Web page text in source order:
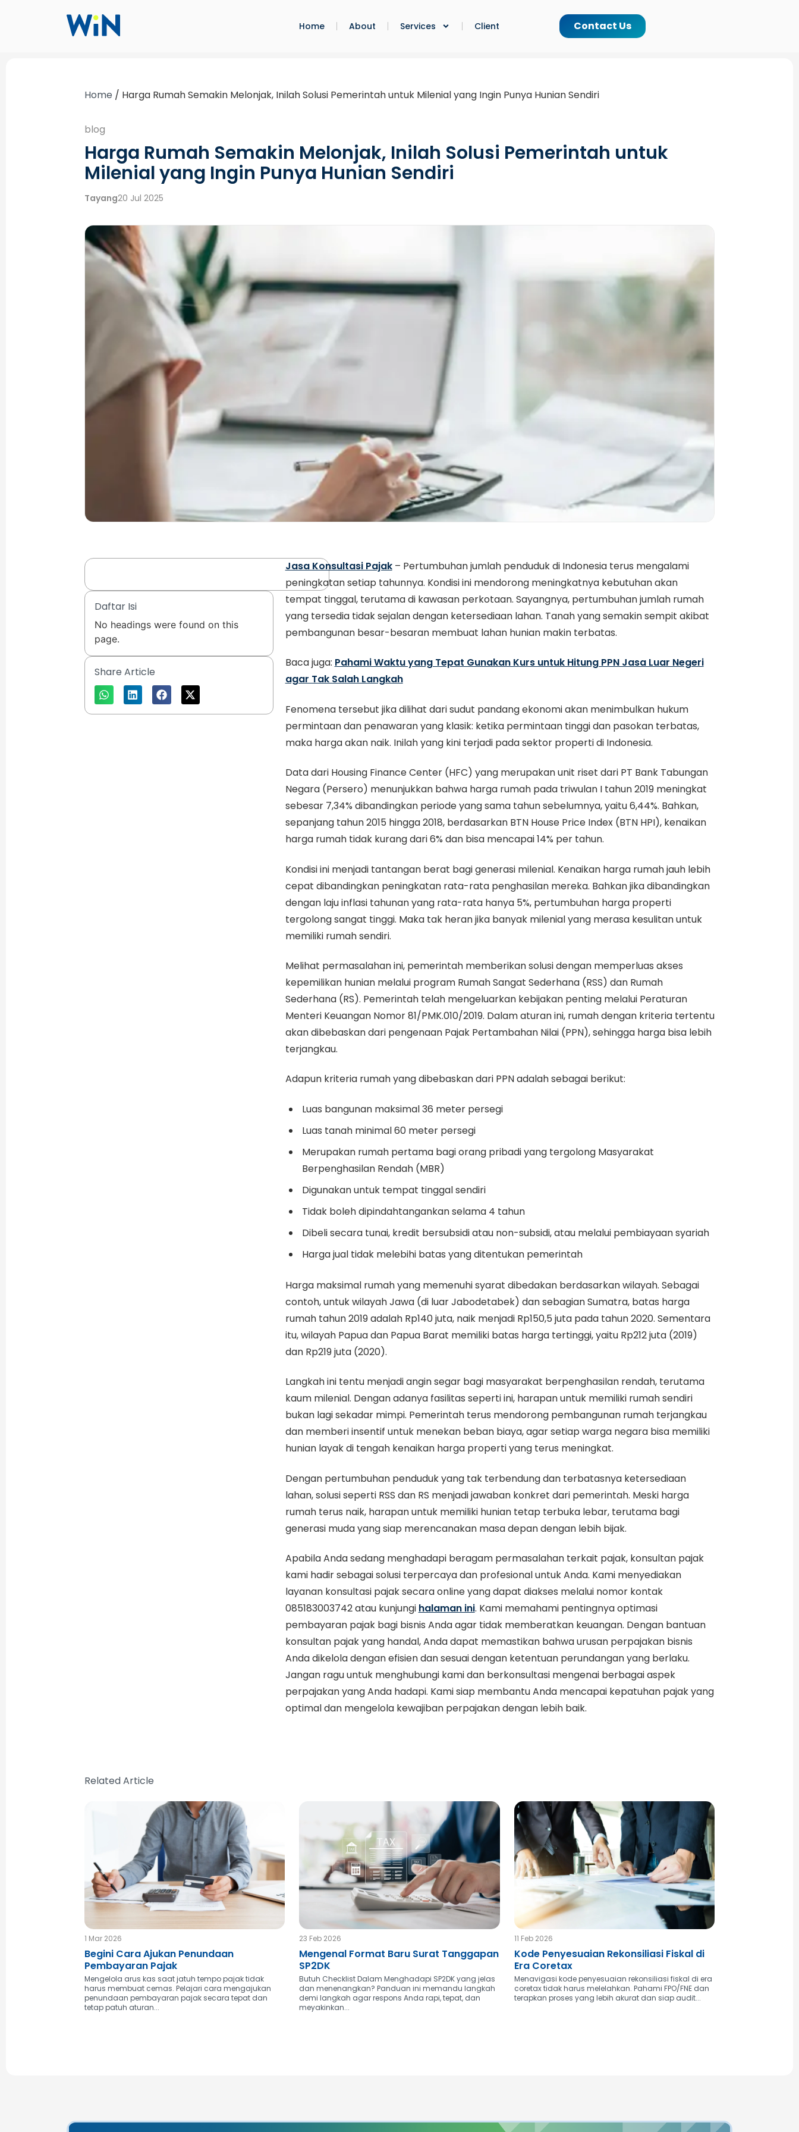
Home About Services Client Contact Us
Home / Harga Rumah Semakin Melonjak, Inilah Solusi Pemerintah untuk Milenial yang Ingin Punya Hunian Sendiri
blog
Harga Rumah Semakin Melonjak, Inilah Solusi Pemerintah untuk
Milenial yang Ingin Punya Hunian Sendiri
Tayang20 Jul 2025
Daftar Isi
No headings were found on this
page.
Share Article
Jasa Konsultasi Pajak– Pertumbuhan jumlah penduduk di Indonesia terus mengalami
peningkatan setiap tahunnya. Kondisi ini mendorong meningkatnya kebutuhan akan
tempat tinggal, terutama di kawasan perkotaan. Sayangnya, pertumbuhan jumlah rumah
yang tersedia tidak sejalan dengan ketersediaan lahan. Tanah yang semakin sempit akibat
pembangunan besar-besaran membuat lahan hunian makin terbatas.
Baca juga: Pahami Waktu yang Tepat Gunakan Kurs untuk Hitung PPN Jasa Luar Negeri
agar Tak Salah Langkah
Fenomena tersebut jika dilihat dari sudut pandang ekonomi akan menimbulkan hukum
permintaan dan penawaran yang klasik: ketika permintaan tinggi dan pasokan terbatas,
maka harga akan naik. Inilah yang kini terjadi pada sektor properti di Indonesia.
Data dari Housing Finance Center (HFC) yang merupakan unit riset dari PT Bank Tabungan
Negara (Persero) menunjukkan bahwa harga rumah pada triwulan I tahun 2019 meningkat
sebesar 7,34% dibandingkan periode yang sama tahun sebelumnya, yaitu 6,44%. Bahkan,
sepanjang tahun 2015 hingga 2018, berdasarkan BTN House Price Index (BTN HPI), kenaikan
harga rumah tidak kurang dari 6% dan bisa mencapai 14% per tahun.
Kondisi ini menjadi tantangan berat bagi generasi milenial. Kenaikan harga rumah jauh lebih
cepat dibandingkan peningkatan rata-rata penghasilan mereka. Bahkan jika dibandingkan
dengan laju inflasi tahunan yang rata-rata hanya 5%, pertumbuhan harga properti
tergolong sangat tinggi. Maka tak heran jika banyak milenial yang merasa kesulitan untuk
memiliki rumah sendiri.
Melihat permasalahan ini, pemerintah memberikan solusi dengan memperluas akses
kepemilikan hunian melalui program Rumah Sangat Sederhana (RSS) dan Rumah
Sederhana (RS). Pemerintah telah mengeluarkan kebijakan penting melalui Peraturan
Menteri Keuangan Nomor 81/PMK.010/2019. Dalam aturan ini, rumah dengan kriteria tertentu
akan dibebaskan dari pengenaan Pajak Pertambahan Nilai (PPN), sehingga harga bisa lebih
terjangkau.
Adapun kriteria rumah yang dibebaskan dari PPN adalah sebagai berikut:
Luas bangunan maksimal 36 meter persegi
Luas tanah minimal 60 meter persegi
Merupakan rumah pertama bagi orang pribadi yang tergolong Masyarakat
Berpenghasilan Rendah (MBR)
Digunakan untuk tempat tinggal sendiri
Tidak boleh dipindahtangankan selama 4 tahun
Dibeli secara tunai, kredit bersubsidi atau non-subsidi, atau melalui pembiayaan syariah
Harga jual tidak melebihi batas yang ditentukan pemerintah
Harga maksimal rumah yang memenuhi syarat dibedakan berdasarkan wilayah. Sebagai
contoh, untuk wilayah Jawa (di luar Jabodetabek) dan sebagian Sumatra, batas harga
rumah tahun 2019 adalah Rp140 juta, naik menjadi Rp150,5 juta pada tahun 2020. Sementara
itu, wilayah Papua dan Papua Barat memiliki batas harga tertinggi, yaitu Rp212 juta (2019)
dan Rp219 juta (2020).
Langkah ini tentu menjadi angin segar bagi masyarakat berpenghasilan rendah, terutama
kaum milenial. Dengan adanya fasilitas seperti ini, harapan untuk memiliki rumah sendiri
bukan lagi sekadar mimpi. Pemerintah terus mendorong pembangunan rumah terjangkau
dan memberi insentif untuk menekan beban biaya, agar setiap warga negara bisa memiliki
hunian layak di tengah kenaikan harga properti yang terus meningkat.
Dengan pertumbuhan penduduk yang tak terbendung dan terbatasnya ketersediaan
lahan, solusi seperti RSS dan RS menjadi jawaban konkret dari pemerintah. Meski harga
rumah terus naik, harapan untuk memiliki hunian tetap terbuka lebar, terutama bagi
generasi muda yang siap merencanakan masa depan dengan lebih bijak.
Apabila Anda sedang menghadapi beragam permasalahan terkait pajak, konsultan pajak
kami hadir sebagai solusi terpercaya dan profesional untuk Anda. Kami menyediakan
layanan konsultasi pajak secara online yang dapat diakses melalui nomor kontak
085183003742 atau kunjungi halaman ini. Kami memahami pentingnya optimasi
pembayaran pajak bagi bisnis Anda agar tidak memberatkan keuangan. Dengan bantuan
konsultan pajak yang handal, Anda dapat memastikan bahwa urusan perpajakan bisnis
Anda dikelola dengan efisien dan sesuai dengan ketentuan perundangan yang berlaku.
Jangan ragu untuk menghubungi kami dan berkonsultasi mengenai berbagai aspek
perpajakan yang Anda hadapi. Kami siap membantu Anda mencapai kepatuhan pajak yang
optimal dan mengelola kewajiban perpajakan dengan lebih baik.
Related Article
1 Mar 2026
Begini Cara Ajukan Penundaan
Pembayaran Pajak
Mengelola arus kas saat jatuh tempo pajak tidak
harus membuat cemas. Pelajari cara mengajukan
penundaan pembayaran pajak secara tepat dan
tetap patuh aturan...
23 Feb 2026
Mengenal Format Baru Surat Tanggapan
SP2DK
Butuh Checklist Dalam Menghadapi SP2DK yang jelas
dan menenangkan? Panduan ini memandu langkah
demi langkah agar respons Anda rapi, tepat, dan
meyakinkan...
11 Feb 2026
Kode Penyesuaian Rekonsiliasi Fiskal di
Era Coretax
Menavigasi kode penyesuaian rekonsiliasi fiskal di era
coretax tidak harus melelahkan. Pahami FPO/FNE dan
terapkan proses yang lebih akurat dan siap audit...